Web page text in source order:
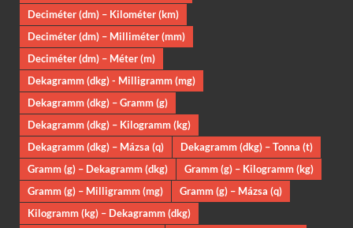
Deciméter (dm) – Kilométer (km)
Deciméter (dm) – Milliméter (mm)
Deciméter (dm) – Méter (m)
Dekagramm (dkg) - Milligramm (mg)
Dekagramm (dkg) – Gramm (g)
Dekagramm (dkg) – Kilogramm (kg)
Dekagramm (dkg) – Mázsa (q)
Dekagramm (dkg) – Tonna (t)
Gramm (g) – Dekagramm (dkg)
Gramm (g) – Kilogramm (kg)
Gramm (g) – Milligramm (mg)
Gramm (g) – Mázsa (q)
Kilogramm (kg) – Dekagramm (dkg)